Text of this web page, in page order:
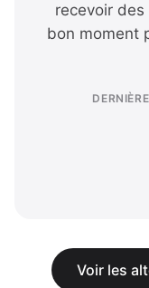
recevoir
bon moment
Voir les